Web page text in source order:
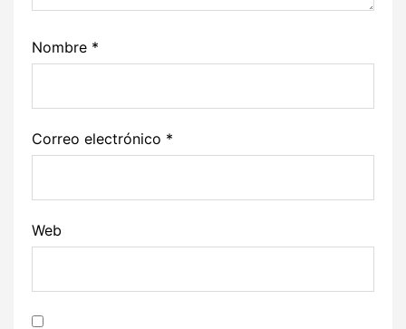
Nombre *
Correo electrónico *
Web